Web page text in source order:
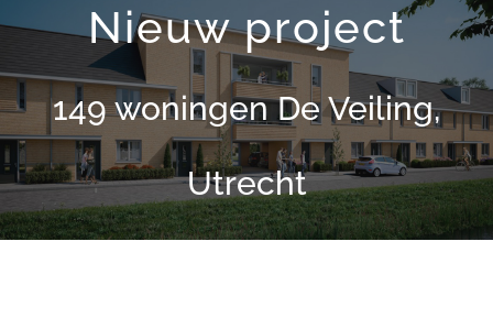
Nieuw project
149 woningen De Veiling,
Utrecht